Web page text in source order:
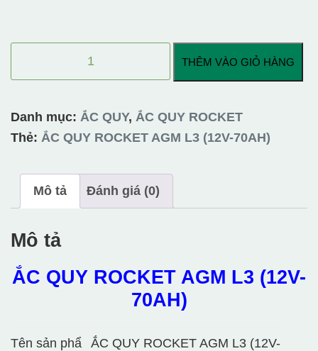
AGM
L3
70AH)
THÊM VÀO GIỎ HÀNG
Danh mục: ẮC QUY, ẮC QUY ROCKET
Thẻ: ẮC QUY ROCKET AGM L3 (12V-70AH)
Mô tả Đánh giá (0)
Mô tả
ẮC QUY ROCKET AGM L3 (12V-
70AH)
Tên sản phẩ
ẮC QUY ROCKET AGM L3 (12V-